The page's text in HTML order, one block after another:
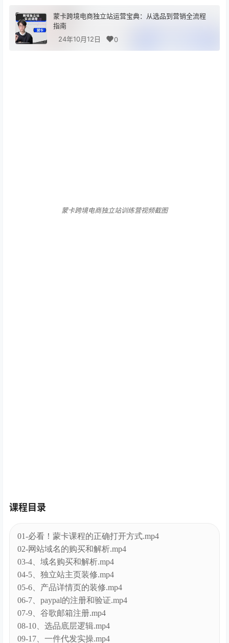
蒙卡跨境电商独立站运营宝典：从选品到营销全流程
指南
24年10月12日
0
蒙卡跨境电商独立站训练营视频截图
课程目录
01-必看！蒙卡课程的正确打开方式.mp4
02-网站域名的购买和解析.mp4
03-4、域名购买和解析.mp4
04-5、独立站主页装修.mp4
05-6、产品详情页的装修.mp4
06-7、paypal的注册和验证.mp4